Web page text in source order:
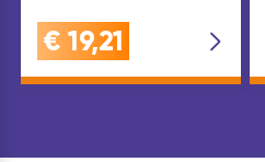
€ 19,21